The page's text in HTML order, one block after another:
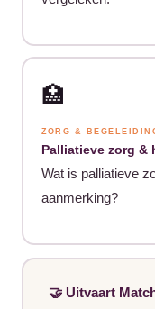
🏥
ZORG &
Palliatieve zorg &
Wat is palliatieve
aanmerking?
🤝 Uitvaart